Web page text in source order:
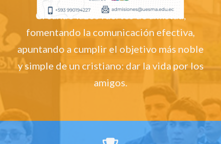
Creando lazos fuertes de amistad,
fomentando la comunicación efectiva,
apuntando a cumplir el objetivo más noble
y simple de un cristiano: dar la vida por los
amigos.